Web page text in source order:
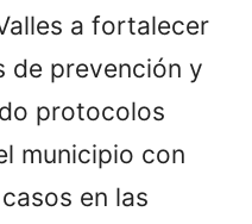
a fortalecer
de prevención y
protocolos
municipio con
en las